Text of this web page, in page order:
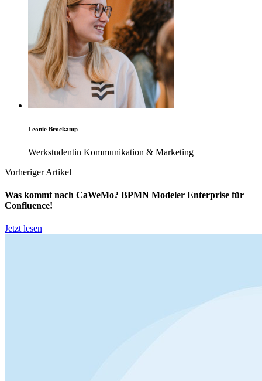
Leonie Brockamp
Werkstudentin Kommunikation & Marketing
Vorheriger Artikel
Was kommt nach CaWeMo? BPMN Modeler Enterprise für
Confluence!
Jetzt lesen